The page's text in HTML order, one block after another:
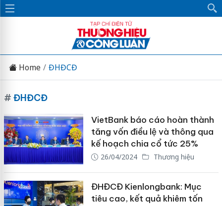
Home ĐHĐCĐ
# ĐHĐCĐ
VietBank báo cáo hoàn thành
tăng vốn điều lệ và thông qua
kế hoạch chia cổ tức 25%
26/04/2024 Thương hiệu
ĐHĐCĐ Kienlongbank: Mục
tiêu cao, kết quả khiêm tốn